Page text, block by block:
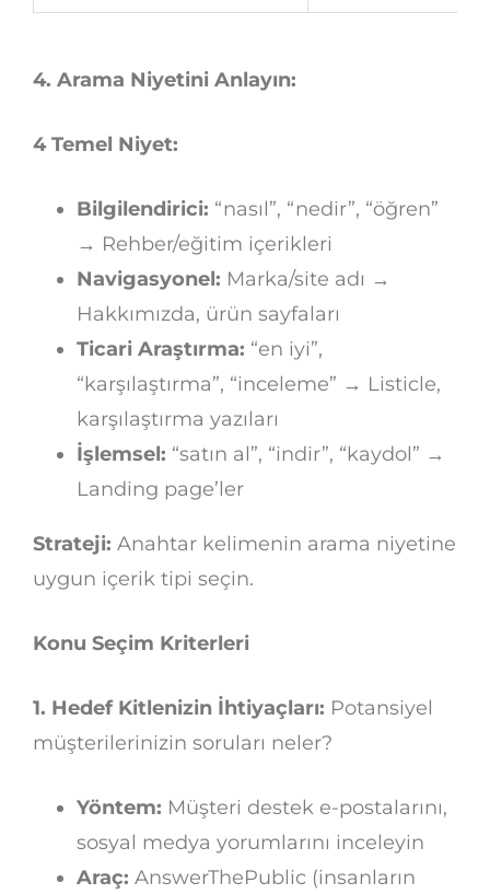
4. Arama Niyetini Anlayın:
4 Temel Niyet:
Bilgilendirici: “nasıl”, “nedir”, “öğren”
→ Rehber/eğitim içerikleri
Navigasyonel: Marka/site adı →
Hakkımızda, ürün sayfaları
Ticari Araştırma: “en iyi”,
“karşılaştırma”, “inceleme” → Listicle,
karşılaştırma yazıları
İşlemsel: “satın al”, “indir”, “kaydol” →
Landing page’ler
Strateji: Anahtar kelimenin arama niyetine
uygun içerik tipi seçin.
Konu Seçim Kriterleri
1. Hedef Kitlenizin İhtiyaçları: Potansiyel
müşterilerinizin soruları neler?
Yöntem: Müşteri destek e-postalarını,
sosyal medya yorumlarını inceleyin
Araç: AnswerThePublic (insanların